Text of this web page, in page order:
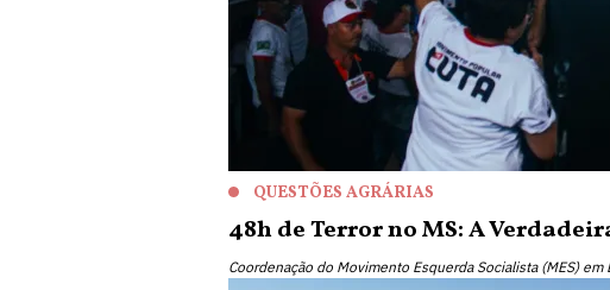
QUESTÕES AGRÁRIAS
48h de Terror no MS: A
Coordenação do Movimento Esquerda Socialista (MES) em